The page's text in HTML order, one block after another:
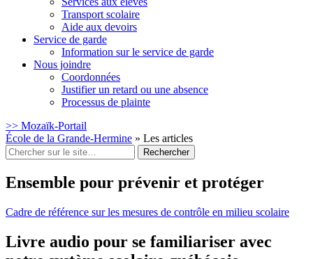
Transport scolaire
Aide aux devoirs
Service de garde
Information sur le service de garde
Nous joindre
Coordonnées
Justifier un retard ou une absence
Processus de plainte
>> Mozaïk-Portail
École de la Grande-Hermine » Les articles
Rechercher
:
Ensemble pour prévenir et protéger
Cadre de référence sur les mesures de contrôle en milieu scolaire
Livre audio pour se familiariser avec